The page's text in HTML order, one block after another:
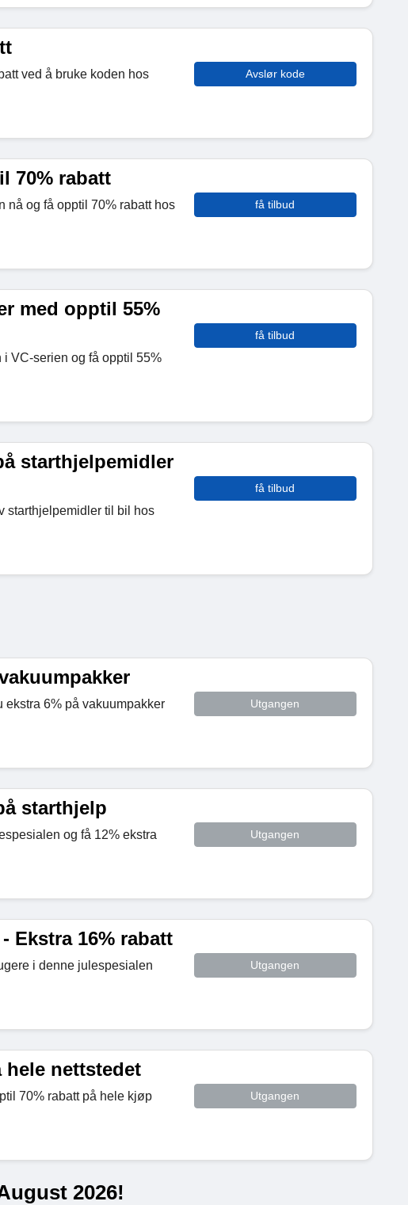
ved å bruke koden hos
Avslør kode
70% rabatt
nå og få opptil 70% rabatt hos
få tilbud
med opptil 55%
VC-serien og få opptil 55%
få tilbud
starthjelpemidler
starthjelpemidler til bil hos
få tilbud
6% på vakuumpakker
Utgangen
starthjelp
og få 12% ekstra
Utgangen
Ekstra 16% rabatt
i denne julespesialen
Utgangen
hele nettstedet
70% rabatt på hele kjøp
Utgangen
2026!